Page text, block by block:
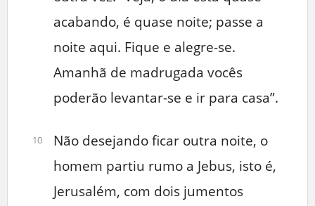
acabando, é quase noite; passe a
noite aqui. Fique e alegre-se.
Amanhã de madrugada vocês
poderão levantar-se e ir para casa”.
10
Não desejando ficar outra noite, o
homem partiu rumo a Jebus, isto é,
Jerusalém, com dois jumentos